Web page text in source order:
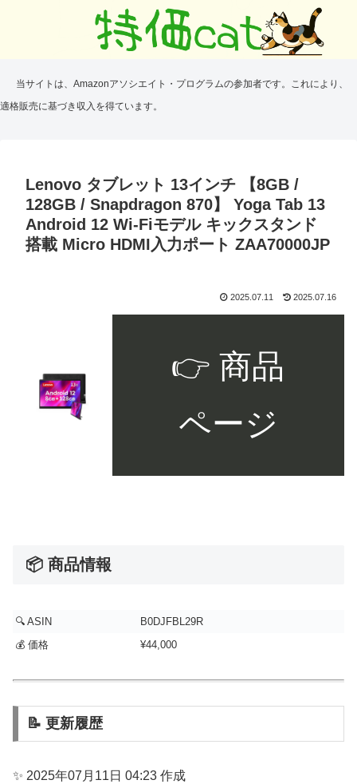
当サイトは、Amazonアソシエイト・プログラムの参加者です。これにより、
適格販売に基づき収入を得ています。
Lenovo タブレット 13インチ 【8GB /
128GB / Snapdragon 870】 Yoga Tab 13
Android 12 Wi-Fiモデル キックスタンド
搭載 Micro HDMI入力ポート ZAA70000JP
2025.07.11 2025.07.16
👉 商品
ページ
📦 商品情報
🔍 ASIN
B0DJFBL29R
💰 価格
¥44,000
📝 更新履歴
✨ 2025年07月11日 04:23 作成